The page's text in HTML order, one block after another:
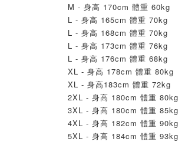
M - 身高 170cm 體重 60kg
L - 身高 165cm 體重 70kg
L - 身高 168cm 體重 70kg
L - 身高 173cm 體重 76kg
L - 身高 176cm 體重 68kg
XL - 身高 178cm 體重 80kg
XL - 身高183cm 體重 72kg
2XL - 身高 180cm 體重 80kg
3XL - 身高 180cm 體重 85kg
4XL - 身高 182cm 體重 90kg
5XL - 身高 184cm 體重 93kg